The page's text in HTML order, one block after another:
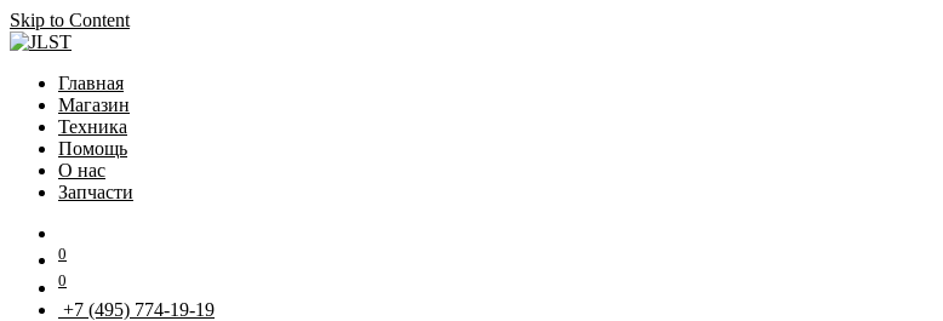
Skip to Content
Главная
Магазин
Техника
Помощь
О нас
Запчасти
0
0
+7 (495) 774-19-19